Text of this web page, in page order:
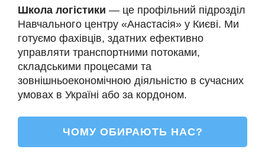
Школа логістики — це профільний підрозділ
Навчального центру «Анастасія» у Києві. Ми
готуємо фахівців, здатних ефективно
управляти транспортними потоками,
складськими процесами та
зовнішньоекономічною діяльністю в сучасних
умовах в Україні або за кордоном.
ЧОМУ ОБИРАЮТЬ НАС?